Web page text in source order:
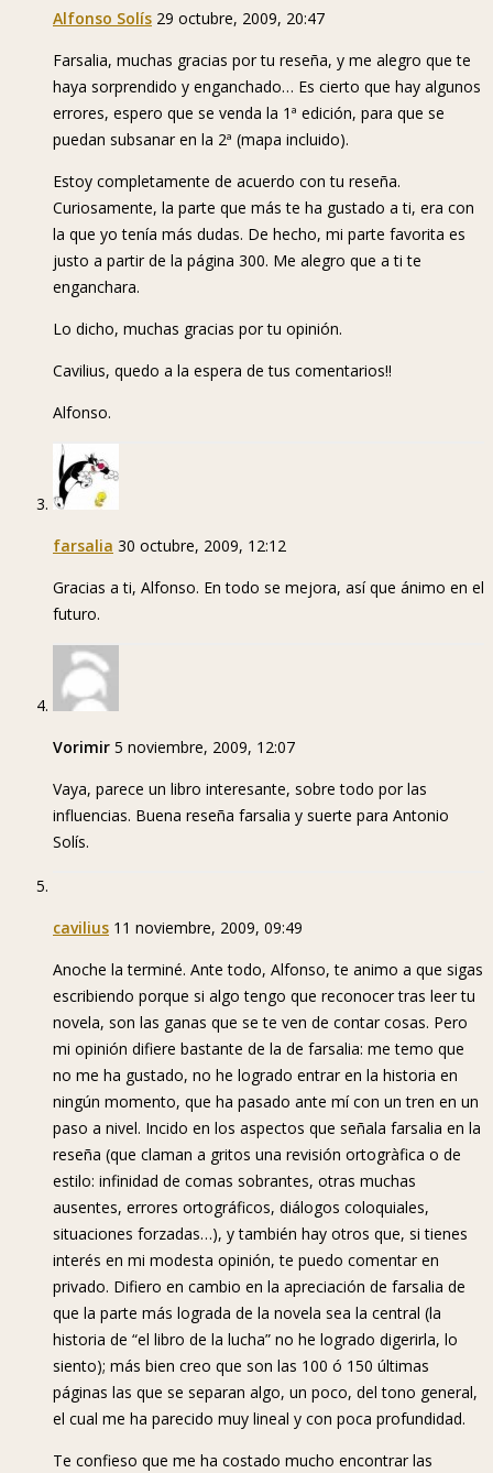
Alfonso Solís 29 octubre, 2009, 20:47
Farsalia, muchas gracias por tu reseña, y me alegro que te
haya sorprendido y enganchado… Es cierto que hay algunos
errores, espero que se venda la 1ª edición, para que se
puedan subsanar en la 2ª (mapa incluido).
Estoy completamente de acuerdo con tu reseña.
Curiosamente, la parte que más te ha gustado a ti, era con
la que yo tenía más dudas. De hecho, mi parte favorita es
justo a partir de la página 300. Me alegro que a ti te
enganchara.
Lo dicho, muchas gracias por tu opinión.
Cavilius, quedo a la espera de tus comentarios!!
Alfonso.
farsalia 30 octubre, 2009, 12:12
Gracias a ti, Alfonso. En todo se mejora, así que ánimo en el
futuro.
Vorimir 5 noviembre, 2009, 12:07
Vaya, parece un libro interesante, sobre todo por las
influencias. Buena reseña farsalia y suerte para Antonio
Solís.
cavilius 11 noviembre, 2009, 09:49
Anoche la terminé. Ante todo, Alfonso, te animo a que sigas
escribiendo porque si algo tengo que reconocer tras leer tu
novela, son las ganas que se te ven de contar cosas. Pero
mi opinión difiere bastante de la de farsalia: me temo que
no me ha gustado, no he logrado entrar en la historia en
ningún momento, que ha pasado ante mí con un tren en un
paso a nivel. Incido en los aspectos que señala farsalia en la
reseña (que claman a gritos una revisión ortogràfica o de
estilo: infinidad de comas sobrantes, otras muchas
ausentes, errores ortográficos, diálogos coloquiales,
situaciones forzadas…), y también hay otros que, si tienes
interés en mi modesta opinión, te puedo comentar en
privado. Difiero en cambio en la apreciación de farsalia de
que la parte más lograda de la novela sea la central (la
historia de “el libro de la lucha” no he logrado digerirla, lo
siento); más bien creo que son las 100 ó 150 últimas
páginas las que se separan algo, un poco, del tono general,
el cual me ha parecido muy lineal y con poca profundidad.
Te confieso que me ha costado mucho encontrar las